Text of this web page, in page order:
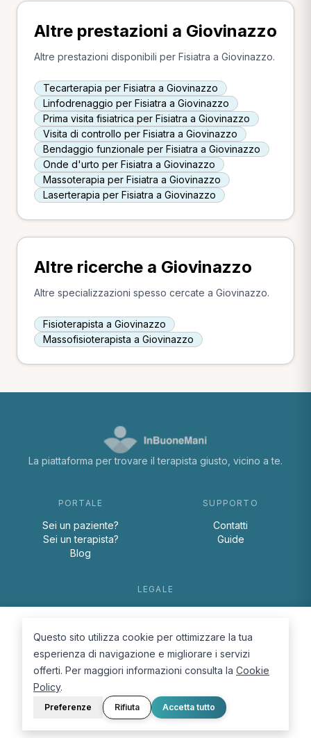
Altre prestazioni a Giovinazzo
Altre prestazioni disponibili per Fisiatra a Giovinazzo.
Tecarterapia per Fisiatra a Giovinazzo
Linfodrenaggio per Fisiatra a Giovinazzo
Prima visita fisiatrica per Fisiatra a Giovinazzo
Visita di controllo per Fisiatra a Giovinazzo
Bendaggio funzionale per Fisiatra a Giovinazzo
Onde d'urto per Fisiatra a Giovinazzo
Massoterapia per Fisiatra a Giovinazzo
Laserterapia per Fisiatra a Giovinazzo
Altre ricerche a Giovinazzo
Altre specializzazioni spesso cercate a Giovinazzo.
Fisioterapista a Giovinazzo
Massofisioterapista a Giovinazzo
La piattaforma per trovare il terapista giusto, vicino a te.
PORTALE
Sei un paziente?
Sei un terapista?
Blog
SUPPORTO
Contatti
Guide
LEGALE
Cookie Policy
© 2026 D.Lab S.r.l. — InBuoneMani
Questo sito utilizza cookie per ottimizzare la tua
esperienza di navigazione e migliorare i servizi
offerti. Per maggiori informazioni consulta la Cookie
Policy.
Preferenze Rifiuta Accetta tutto